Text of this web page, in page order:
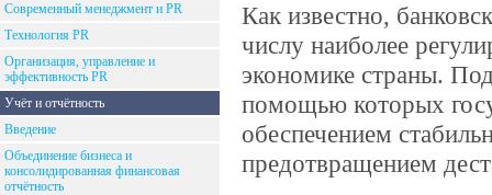
Современный менеджмент и PR
Технология PR
Организация, управление и
эффективность PR
Учёт и отчётность
Введение
Объединение бизнеса и
консолидированная финансовая
отчётность
Как известно,
числу наиболее
экономике страны.
помощью которых
обеспечением
предотвращением